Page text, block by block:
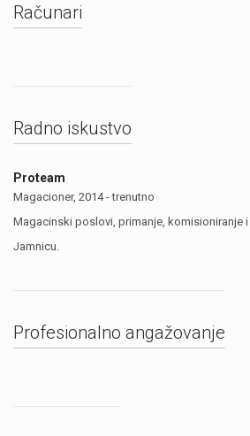
Računari
Radno iskustvo
Proteam
Magacioner, 2014 - trenutno
Magacinski poslovi, primanje, komisioniranje
Jamnicu.
Profesionalno angažovanje